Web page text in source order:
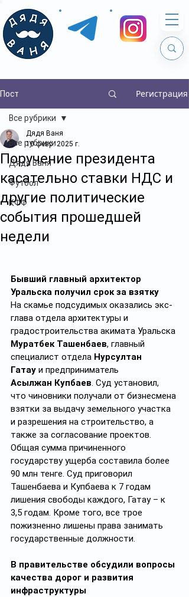
Пост Регистрация
Все рубрики
Дядя Ваня
Футбол
КФФ
Все рубрики
Поручение президента
касательно ставки НДС и
другие политические
события прошедшей
недели
Дядя Ваня
10 февр. 2025 г.
Бывший главный архитектор
Уральска получил срок за взятку
На скамье подсудимых оказались экс-
глава отдела архитектуры и
градостроительства акимата Уральска
Муратбек Ташенбаев, главный
специалист отдела Нурсултан
Гатау и предприниматель
Асылжан Купбаев. Суд установил,
что чиновники получали от бизнесмена
взятки за выдачу земельного участка
и разрешения на строительство, а
также за согласование проектов.
Общая сумма причиненного
государству ущерба составила более
90 млн тенге. Суд приговорил
Ташенбаева и Купбаева к 7 годам
лишения свободы каждого, Гатау – к
3,5 годам. Кроме того, все трое
пожизненно лишены права занимать
государственные должности.
В правительстве обсудили вопросы
качества дорог и развития
инфраструктуры